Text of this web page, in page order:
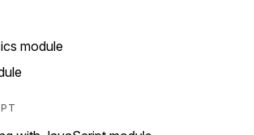
module